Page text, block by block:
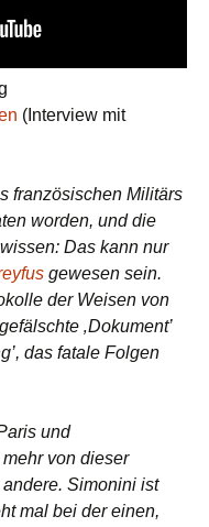
(Interview mit
französischen Militärs
worden, und die
Das kann nur
gewesen sein.
der Weisen von
‚Dokument’
das fatale Folgen
und
von dieser
Simonini ist
mal bei der einen,